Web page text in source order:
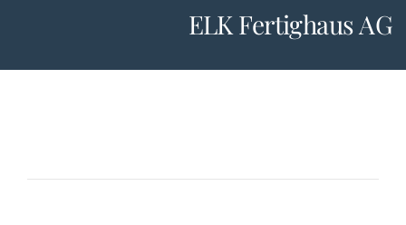
ELK Fertighaus AG